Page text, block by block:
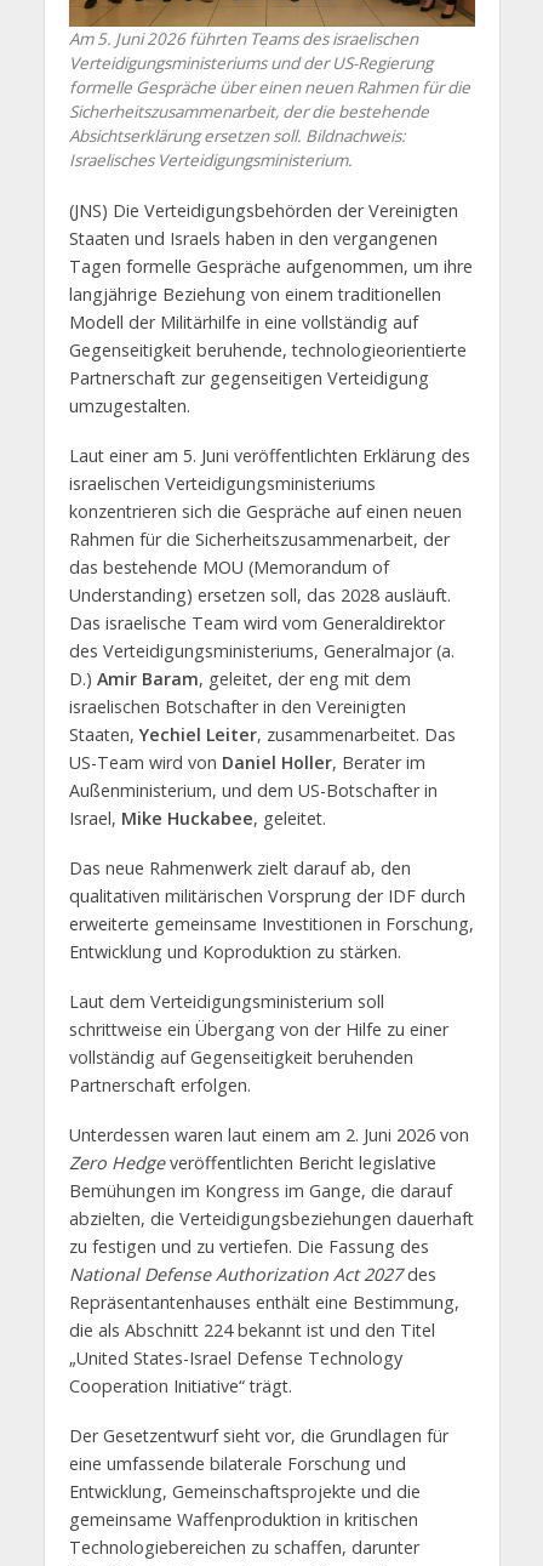
Am 5. Juni 2026 führten Teams des israelischen
Verteidigungsministeriums und der US-Regierung
formelle Gespräche über einen neuen Rahmen für die
Sicherheitszusammenarbeit, der die bestehende
Absichtserklärung ersetzen soll. Bildnachweis:
Israelisches Verteidigungsministerium.
(JNS) Die Verteidigungsbehörden der Vereinigten
Staaten und Israels haben in den vergangenen
Tagen formelle Gespräche aufgenommen, um ihre
langjährige Beziehung von einem traditionellen
Modell der Militärhilfe in eine vollständig auf
Gegenseitigkeit beruhende, technologieorientierte
Partnerschaft zur gegenseitigen Verteidigung
umzugestalten.
Laut einer am 5. Juni veröffentlichten Erklärung des
israelischen Verteidigungsministeriums
konzentrieren sich die Gespräche auf einen neuen
Rahmen für die Sicherheitszusammenarbeit, der
das bestehende MOU (Memorandum of
Understanding) ersetzen soll, das 2028 ausläuft.
Das israelische Team wird vom Generaldirektor
des Verteidigungsministeriums, Generalmajor (a.
D.) Amir Baram, geleitet, der eng mit dem
israelischen Botschafter in den Vereinigten
Staaten,Yechiel Leiter, zusammenarbeitet. Das
US-Team wird von Daniel Holler, Berater im
Außenministerium, und dem US-Botschafter in
Israel, Mike Huckabee, geleitet.
Das neue Rahmenwerk zielt darauf ab, den
qualitativen militärischen Vorsprung der IDF durch
erweiterte gemeinsame Investitionen in Forschung,
Entwicklung und Koproduktion zu stärken.
Laut dem Verteidigungsministerium soll
schrittweise ein Übergang von der Hilfe zu einer
vollständig auf Gegenseitigkeit beruhenden
Partnerschaft erfolgen.
Unterdessen waren laut einem am 2. Juni 2026 von
Zero Hedgeveröffentlichten Bericht legislative
Bemühungen im Kongress im Gange, die darauf
abzielten, die Verteidigungsbeziehungen dauerhaft
zu festigen und zu vertiefen. Die Fassung des
National Defense Authorization Act 2027des
Repräsentantenhauses enthält eine Bestimmung,
die als Abschnitt 224 bekannt ist und den Titel
„United States-Israel Defense Technology
Cooperation Initiative“ trägt.
Der Gesetzentwurf sieht vor, die Grundlagen für
eine umfassende bilaterale Forschung und
Entwicklung, Gemeinschaftsprojekte und die
gemeinsame Waffenproduktion in kritischen
Technologiebereichen zu schaffen, darunter